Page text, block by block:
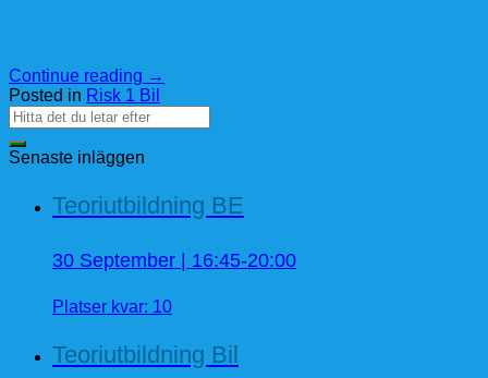
Continue reading →
Posted in Risk 1 Bil
Senaste inläggen
Teoriutbildning BE
30 September | 16:45-20:00
Platser kvar: 10
Teoriutbildning Bil